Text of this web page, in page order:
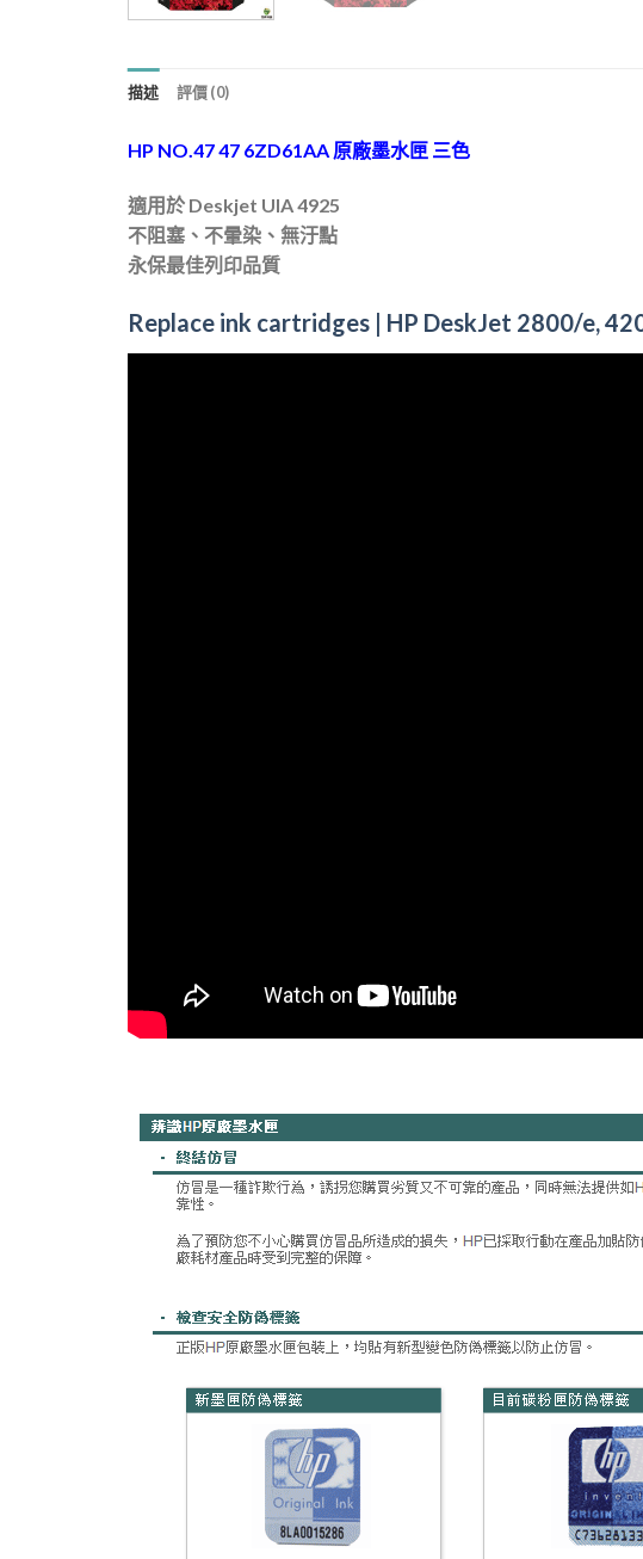
描述 評價 (0)
HP NO.47 47 6ZD61AA 原廠墨水匣 三色
適用於 Deskjet UIA 4925
不阻塞、不暈染、無汙點
永保最佳列印品質
Replace ink cartridges | HP DeskJet 2800/e,